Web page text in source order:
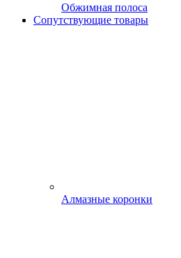
Обжимная полоса
Сопутствующие товары
Алмазные коронки